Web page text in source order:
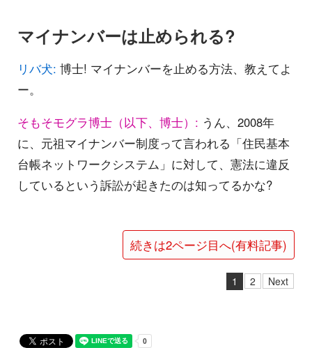
マイナンバーは止められる?
リバ犬: 博士! マイナンバーを止める方法、教えてよ
ー。
そもそモグラ博士（以下、博士）: うん、2008年
に、元祖マイナンバー制度って言われる「住民基本
台帳ネットワークシステム」に対して、憲法に違反
しているという訴訟が起きたのは知ってるかな?
続きは2ページ目へ(有料記事)
1 2 Next